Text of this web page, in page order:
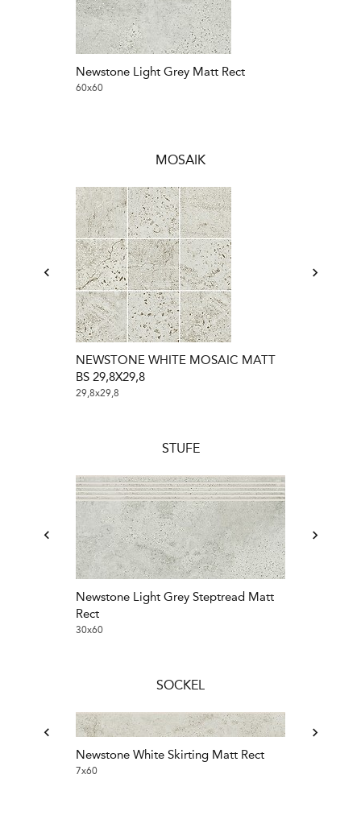
Newstone Light Grey Matt Rect
60x60
MOSAIK
NEWSTONE WHITE MOSAIC MATT
BS 29,8X29,8
29,8x29,8
STUFE
Newstone Light Grey Steptread Matt
Rect
30x60
SOCKEL
Newstone White Skirting Matt Rect
7x60